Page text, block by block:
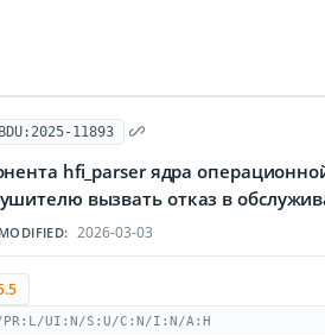
BDU:2025-11893
hfi_parser ядра
вызвать отказ в
MODIFIED: 2026-03-03
PR:L/UI:N/S:U/C:N/I:N/A:H